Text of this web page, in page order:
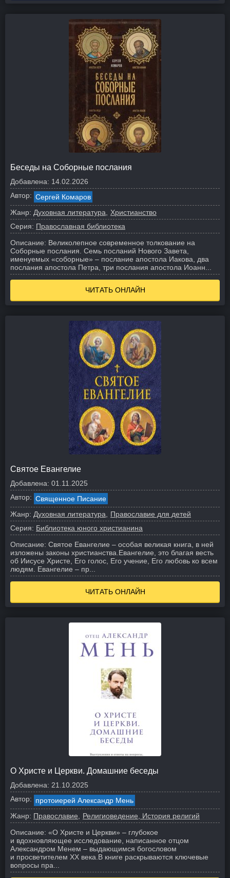
Беседы на Соборные послания
Добавлена: 14.02.2026
Автор: Сергей Комаров
Жанр: Духовная литература
Христианство
Серия: Православная библиотека
Описание: Великолепное современное толкование на
Соборные послания. Семь посланий Нового Завета,
именуемых «соборные» – послание апостола Иакова, два
послания апостола Петра, три послания апостола Иоанн...
ЧИТАТЬ ОНЛАЙН
Святое Евангелие
Добавлена: 01.11.2025
Автор: Священное Писание
Жанр: Духовная литература
Православие для детей
Серия: Библиотека юного христианина
Описание: Святое Евангелие – особая великая книга, в ней
изложены законы христианства. Евангелие, это благая весть
об Иисусе Христе, Его голос, Его учение, Его любовь ко всем
людям. Евангелие – пр...
ЧИТАТЬ ОНЛАЙН
О Христе и Церкви. Домашние беседы
Добавлена: 21.10.2025
Автор: протоиерей Александр Мень
Жанр: Православие
Религиоведение, История религий
Описание: «О Христе и Церкви» – глубокое
и вдохновляющее исследование, написанное отцом
Александром Менем – выдающимся богословом
и просветителем XX века. В книге раскрываются ключевые
вопросы пра...